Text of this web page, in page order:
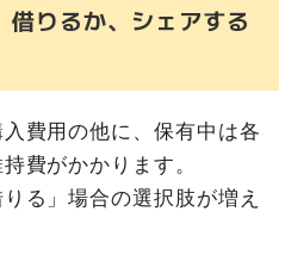
りるか、シェアする
費用の他に、保有中は各
費がかかります。
る」場合の選択肢が増え